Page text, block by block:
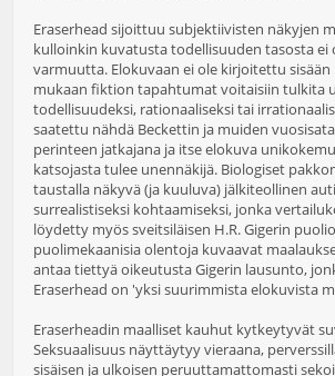
Eraserhead sijoittuu subjektiivisten näkyjen
kulloinkin kuvatusta todellisuuden tasosta ei
varmuutta. Elokuvaan ei ole kirjoitettu
mukaan fiktion tapahtumat voitaisiin tulkita
todellisuudeksi, rationaaliseksi tai
saatettu nähdä Beckettin ja muiden
perinteen jatkajana ja itse elokuva
katsojasta tulee unennäkijä. Biologiset
taustalla näkyvä (ja kuuluva) jälkiteollinen
surrealistiseksi kohtaamiseksi, jonka
löydetty myös sveitsiläisen H.R. Gigerin
puolimekaanisia olentoja kuvaavat
antaa tiettyä oikeutusta Gigerin lausunto,
Eraserhead on 'yksi suurimmista elokuvista
Eraserheadin maalliset kauhut kytkeytyvät
Seksuaalisuus näyttäytyy vieraana,
sisäisen ja ulkoisen peruuttamattomasti